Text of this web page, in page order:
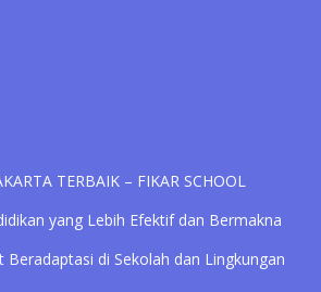
TERBAIK – FIKAR SCHOOL
yang Lebih Efektif dan Bermakna
Beradaptasi di Sekolah dan Lingkungan